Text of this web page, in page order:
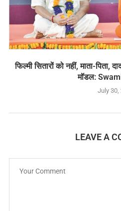
फिल्मी सितारों को नहीं, माता-पिता,
मॉडल:
July 30,
LEAVE A